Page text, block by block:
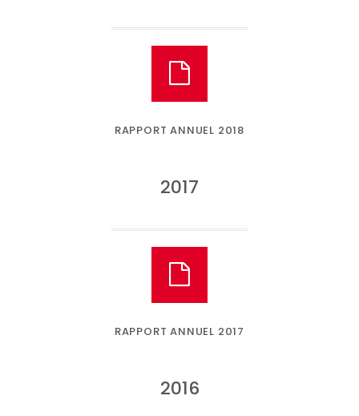
RAPPORT ANNUEL 2018
2017
RAPPORT ANNUEL 2017
2016